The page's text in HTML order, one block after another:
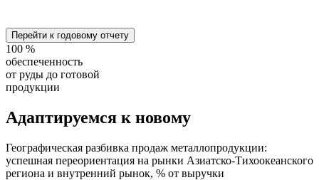
Перейти к годовому отчету
100 %
обеспеченность
от руды до готовой
продукции
Адаптируемся к новому
Географическая разбивка продаж металлопродукции:
успешная переориентация на рынки Азиатско-Тихоокеанского
региона и внутренний рынок, % от выручки